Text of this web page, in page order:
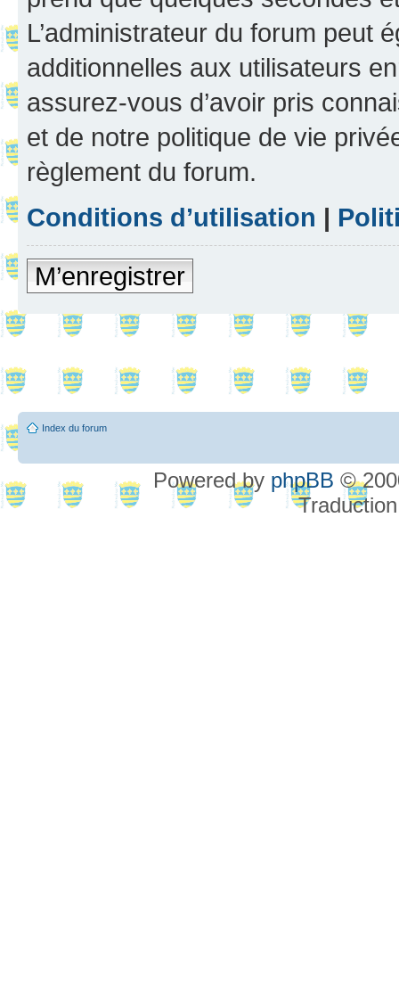
L’administrateur du forum peut
additionnelles aux utilisateurs
assurez-vous d’avoir pris
et de notre politique de vie
règlement du forum.
Conditions d’utilisation |
M’enregistrer
Index du forum
Powered by phpBB ©